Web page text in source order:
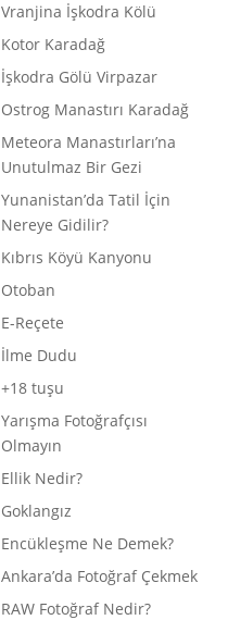
Vranjina İşkodra Kölü
Kotor Karadağ
İşkodra Gölü Virpazar
Ostrog Manastırı Karadağ
Meteora Manastırları’na
Unutulmaz Bir Gezi
Yunanistan’da Tatil İçin
Nereye Gidilir?
Kıbrıs Köyü Kanyonu
Otoban
E-Reçete
İlme Dudu
+18 tuşu
Yarışma Fotoğrafçısı
Olmayın
Ellik Nedir?
Goklangız
Encükleşme Ne Demek?
Ankara’da Fotoğraf Çekmek
RAW Fotoğraf Nedir?